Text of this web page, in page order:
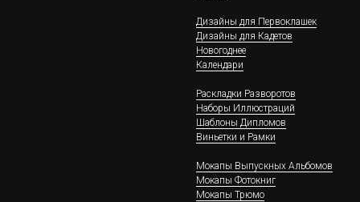
Дизайны для Первоклашек
Дизайны для Кадетов
Новогоднее
Календари
Раскладки Разворотов
Наборы Иллюстраций
Шаблоны Дипломов
Виньетки и Рамки
Мокапы Выпускных Альбомов
Мокапы Фотокниг
Мокапы Трюмо